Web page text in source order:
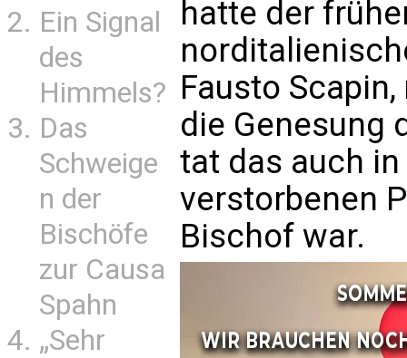
Ein Signal
des
Himmels?
Das
Schweige
n der
Bischöfe
zur Causa
Spahn
„Sehr
hatte der
Fausto
die Genesung
tat das auch
verstorbenen
Bischof war.